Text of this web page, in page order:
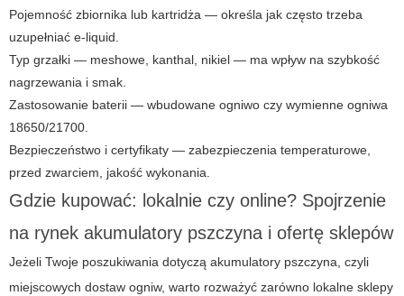
Pojemność zbiornika lub kartridża — określa jak często trzeba
uzupełniać e-liquid.
Typ grzałki — meshowe, kanthal, nikiel — ma wpływ na szybkość
nagrzewania i smak.
Zastosowanie baterii — wbudowane ogniwo czy wymienne ogniwa
18650/21700.
Bezpieczeństwo i certyfikaty — zabezpieczenia temperaturowe,
przed zwarciem, jakość wykonania.
Gdzie kupować: lokalnie czy online? Spojrzenie
na rynek akumulatory pszczyna i ofertę sklepów
Jeżeli Twoje poszukiwania dotyczą akumulatory pszczyna, czyli
miejscowych dostaw ogniw, warto rozważyć zarówno lokalne sklepy